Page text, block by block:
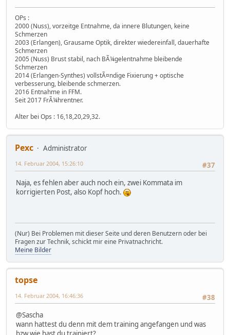
OPs :
2000 (Nuss), vorzeitge Entnahme, da innere Blutungen, keine
Schmerzen
2003 (Erlangen), Grausame Optik, direkter wiedereinfall, dauerhafte
Schmerzen
2005 (Nuss) Brust stabil, nach BÃ¼gelentnahme bleibende
Schmerzen
2014 (Erlangen-Synthes) vollstÃ¤ndige Fixierung + optische
verbesserung, bleibende schmerzen.
2016 Entnahme in FFM.
Seit 2017 FrÃ¼hrentner.
Alter bei Ops : 16,18,20,29,32.
Pexc
Administrator
#37
14. Februar 2004, 15:26:10
Naja, es fehlen aber auch noch ein, zwei Kommata im
korrigierten Post, also Kopf hoch.
(Nur) Bei Problemen mit dieser Seite und deren Benutzern oder bei
Fragen zur Technik, schickt mir eine Privatnachricht.
Meine Bilder
topse
#38
14. Februar 2004, 16:46:36
@Sascha
wann hattest du denn mit dem training angefangen und was